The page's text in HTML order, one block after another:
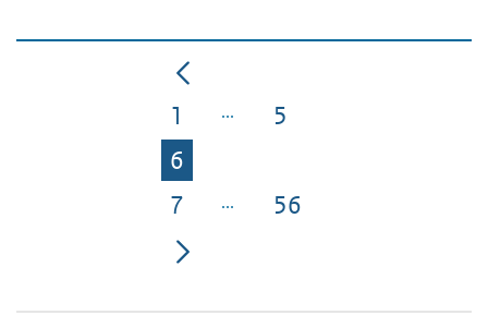
Pagina
1 Pagina
5
Pagina
6
Pagina
7 Pagina
56